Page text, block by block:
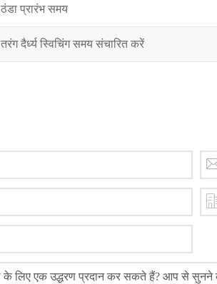
ठंडा प्रारंभ समय
तरंग दैर्ध्य स्विचिंग समय संचारित करें